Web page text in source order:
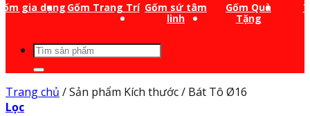
gia dụng Gốm Trang Trí Gốm sứ tâm
linh
Gốm Quà
Tặng
Tìm
kiếm:
Trang chủ /Sản phẩm Kích thước/ Bát Tô Ø16
Lọc